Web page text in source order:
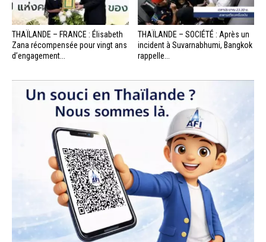
THAÏLANDE – FRANCE : Élisabeth
Zana récompensée pour vingt ans
d’engagement...
THAÏLANDE – SOCIÉTÉ : Après un
incident à Suvarnabhumi, Bangkok
rappelle...